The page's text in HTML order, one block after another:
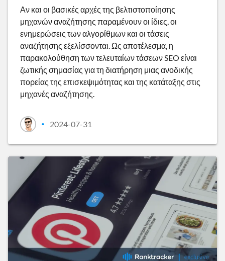
Αν και οι βασικές αρχές της βελτιστοποίησης
μηχανών αναζήτησης παραμένουν οι ίδιες, οι
ενημερώσεις των αλγορίθμων και οι τάσεις
αναζήτησης εξελίσσονται. Ως αποτέλεσμα, η
παρακολούθηση των τελευταίων τάσεων SEO είναι
ζωτικής σημασίας για τη διατήρηση μιας ανοδικής
πορείας της επισκεψιμότητας και της κατάταξης στις
μηχανές αναζήτησης.
• 2024-07-31